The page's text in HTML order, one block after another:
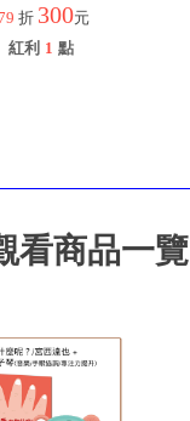
折 300元
紅利 1 點
看商品一覽